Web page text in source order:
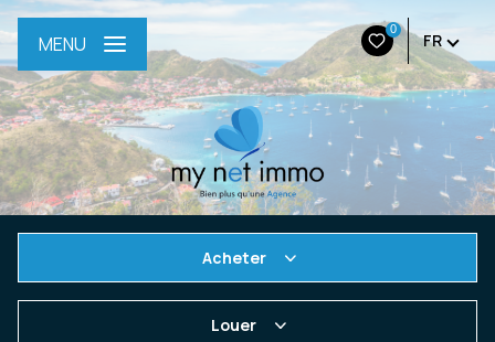
0
FR
MENU
Acheter
Louer